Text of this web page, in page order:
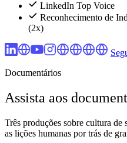
LinkedIn Top Voice
Reconhecimento de
(2x)
Documentários
Assista aos
Três produções sobre cultura de
as lições humanas por trás de